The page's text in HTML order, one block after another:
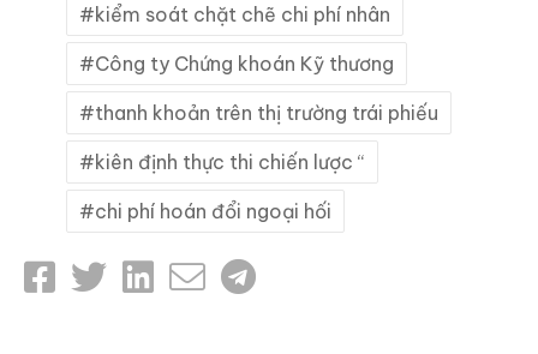
kiểm soát chặt chẽ chi phí nhân
Công ty Chứng khoán Kỹ thương
thanh khoản trên thị trường trái phiếu
kiên định thực thi chiến lược “
chi phí hoán đổi ngoại hối